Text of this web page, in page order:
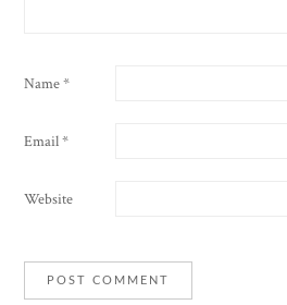
Name*
Email*
Website